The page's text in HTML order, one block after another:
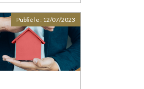
Publié le : 12/07/2023